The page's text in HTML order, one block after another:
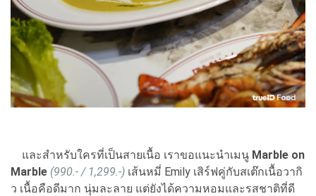
และสำหรับใครที่เป็นสายเนื้อ เราขอแนะนำเมนู Marble on
Marble (990.- / 1,299.-) เส้นหมี่ Emily เสิร์ฟคู่กับสเต๊กเนื้อวากิ
ว เนื้อคือดีมาก นุ่มละลาย แต่ยังได้ความหอมและรสชาติที่ดี